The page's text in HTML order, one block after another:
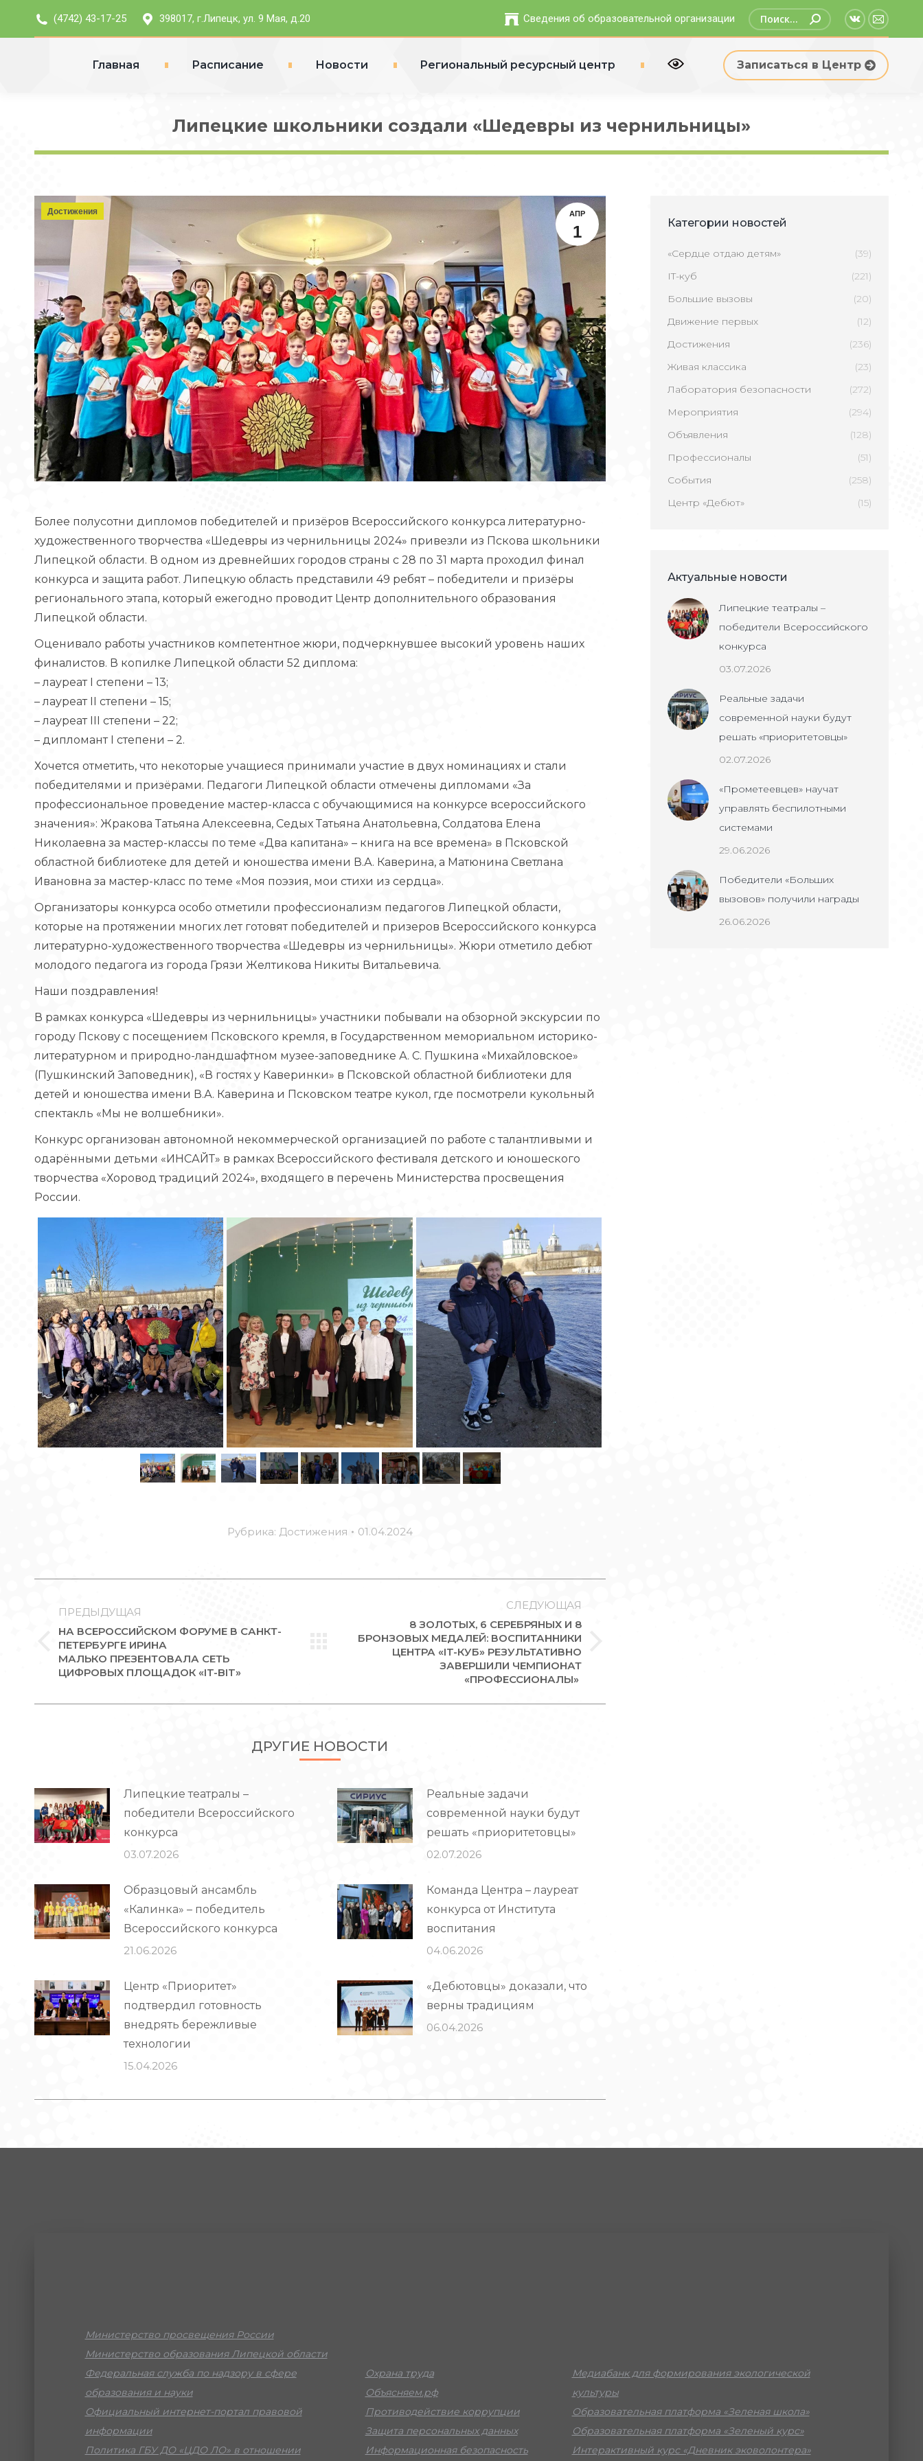
(4742) 43-17-25 398017, г.Липецк, ул. 9 Мая, д.20 Сведения об образовательной организации Поиск:
Страница
Вконтакте
Email
Главная Расписание Новости Региональный ресурсный центр Записаться в Центр
Липецкие школьники создали «Шедевры из чернильницы»
АПР
1
Достижения
Более полусотни дипломов победителей и призёров Всероссийского конкурса литературно-
художественного творчества «Шедевры из чернильницы 2024» привезли из Пскова школьники
Липецкой области. В одном из древнейших городов страны с 28 по 31 марта проходил финал
конкурса и защита работ. Липецкую область представили 49 ребят – победители и призёры
регионального этапа, который ежегодно проводит Центр дополнительного образования
Липецкой области.
Оценивало работы участников компетентное жюри, подчеркнувшее высокий уровень наших
финалистов. В копилке Липецкой области 52 диплома:
– лауреат I степени – 13;
– лауреат II степени – 15;
– лауреат III степени – 22;
– дипломант I степени – 2.
Хочется отметить, что некоторые учащиеся принимали участие в двух номинациях и стали
победителями и призёрами. Педагоги Липецкой области отмечены дипломами «За
профессиональное проведение мастер-класса с обучающимися на конкурсе всероссийского
значения»: Жракова Татьяна Алексеевна, Седых Татьяна Анатольевна, Солдатова Елена
Николаевна за мастер-классы по теме «Два капитана» – книга на все времена» в Псковской
областной библиотеке для детей и юношества имени В.А. Каверина, а Матюнина Светлана
Ивановна за мастер-класс по теме «Моя поэзия, мои стихи из сердца».
Организаторы конкурса особо отметили профессионализм педагогов Липецкой области,
которые на протяжении многих лет готовят победителей и призеров Всероссийского конкурса
литературно-художественного творчества «Шедевры из чернильницы». Жюри отметило дебют
молодого педагога из города Грязи Желтикова Никиты Витальевича.
Наши поздравления!
В рамках конкурса «Шедевры из чернильницы» участники побывали на обзорной экскурсии по
городу Пскову с посещением Псковского кремля, в Государственном мемориальном историко-
литературном и природно-ландшафтном музее-заповеднике А. С. Пушкина «Михайловское»
(Пушкинский Заповедник), «В гостях у Каверинки» в Псковской областной библиотеки для
детей и юношества имени В.А. Каверина и Псковском театре кукол, где посмотрели кукольный
спектакль «Мы не волшебники».
Конкурс организован автономной некоммерческой организацией по работе с талантливыми и
одарёнными детьми «ИНСАЙТ» в рамках Всероссийского фестиваля детского и юношеского
творчества «Хоровод традиций 2024», входящего в перечень Министерства просвещения
России.
Рубрика: Достижения 01.04.2024
ПО
ЗАПИСЯМ
ПРЕДЫДУЩАЯ
Предыдущая
запись:
НА ВСЕРОССИЙСКОМ ФОРУМЕ В САНКТ-
ПЕТЕРБУРГЕ ИРИНА
МАЛЬКО ПРЕЗЕНТОВАЛА СЕТЬ
ЦИФРОВЫХ ПЛОЩАДОК «IT-BIT»
СЛЕДУЮЩАЯ
Следующая
8 ЗОЛОТЫХ, 6 СЕРЕБРЯНЫХ И 8
БРОНЗОВЫХ МЕДАЛЕЙ: ВОСПИТАННИКИ
ЦЕНТРА «IT-КУБ» РЕЗУЛЬТАТИВНО
ЗАВЕРШИЛИ ЧЕМПИОНАТ
«ПРОФЕССИОНАЛЫ»
ДРУГИЕ НОВОСТИ
Липецкие театралы –
победители Всероссийского
конкурса
03.07.2026
Реальные задачи
современной науки будут
решать «приоритетовцы»
02.07.2026
Образцовый ансамбль
«Калинка» – победитель
Всероссийского конкурса
21.06.2026
Команда Центра – лауреат
конкурса от Института
воспитания
04.06.2026
Центр «Приоритет»
подтвердил готовность
внедрять бережливые
технологии
15.04.2026
«Дебютовцы» доказали, что
верны традициям
06.04.2026
Категории новостей
«Сердце отдаю детям»
(39)
IT-куб
(221)
Большие вызовы
(20)
Движение первых
(12)
Достижения
(236)
Живая классика
(23)
Лаборатория безопасности
(272)
Мероприятия
(294)
Объявления
(128)
Профессионалы
(51)
События
(258)
Центр «Дебют»
(15)
Актуальные новости
Липецкие театралы –
победители Всероссийского
конкурса
03.07.2026
Реальные задачи
современной науки будут
решать «приоритетовцы»
02.07.2026
«Прометеевцев» научат
управлять беспилотными
системами
29.06.2026
Победители «Больших
вызовов» получили награды
26.06.2026
Министерство просвещения России
Министерство образования Липецкой области
Федеральная служба по надзору в сфере
образования и науки
Официальный интернет-портал правовой
информации
Политика ГБУ ДО «ЦДО ЛО» в отношении
Охрана труда
Объясняем.рф
Противодействие коррупции
Защита персональных данных
Информационная безопасность
Медиабанк для формирования экологической
культуры
Образовательная платформа «Зеленая школа»
Образовательная платформа «Зеленый курс»
Интерактивный курс «Дневник эковолонтера»